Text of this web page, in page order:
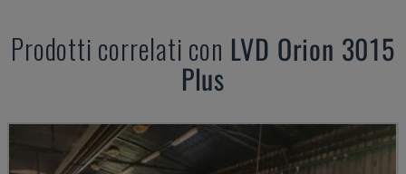
Prodotti correlati con LVD Orion 3015
Plus